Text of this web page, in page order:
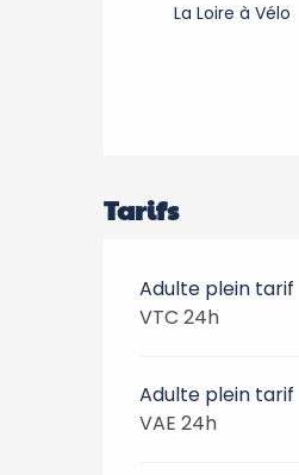
La Loire à Vélo
Tarifs
Adulte plein tarif
VTC 24h
Adulte plein tarif
VAE 24h